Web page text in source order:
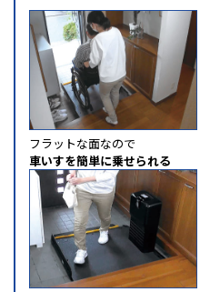
フラットな面なので
車いすを簡単に乗せられる